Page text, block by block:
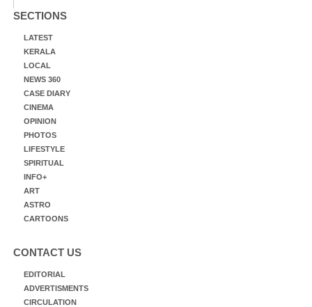
SECTIONS
LATEST
KERALA
LOCAL
NEWS 360
CASE DIARY
CINEMA
OPINION
PHOTOS
LIFESTYLE
SPIRITUAL
INFO+
ART
ASTRO
CARTOONS
CONTACT US
EDITORIAL
ADVERTISMENTS
CIRCULATION